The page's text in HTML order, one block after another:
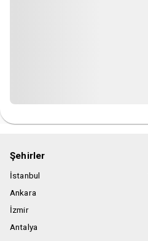
Şehirler
İstanbul
Ankara
İzmir
Antalya